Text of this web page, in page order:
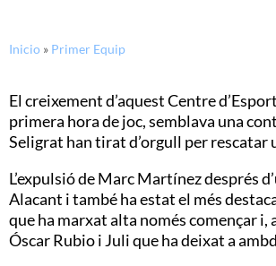
Inicio » Primer Equip
El creixement d’aquest Centre
primera hora de joc, semblava una
Seligrat han tirat d’orgull per rescatar
L’expulsió de Marc Martínez després
Alacant i també ha estat el més
que ha marxat alta només començar
Óscar Rubio i Juli que ha deixat a